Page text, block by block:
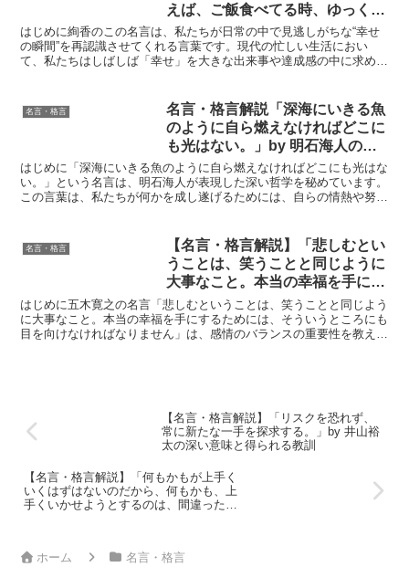
えば、ご飯食べてる時、ゆっくり
とした時間がある時、家族に会え
た時、良い曲が出来た時。そうい
う瞬間、瞬間、常に幸せだなと思
得られる教訓
はじめに絢香のこの名言は、私たちが日常の中で見逃しがちな“幸せ
の瞬間”を再認識させてくれる言葉です。現代の忙しい生活におい
て、私たちはしばしば「幸せ」を大きな出来事や達成感の中に求めが
名言・格言
名言・格言解説「深海にいきる魚
のように自ら燃えなければどこに
も光はない。」by 明石海人の深
い意味と得られる教訓
はじめに「深海にいきる魚のように自ら燃えなければどこにも光はな
い。」という名言は、明石海人が表現した深い哲学を秘めています。
この言葉は、私たちが何かを成し遂げるためには、自らの情熱や努力
名言・格言
【名言・格言解説】「悲しむとい
うことは、笑うことと同じように
大事なこと。本当の幸福を手にす
るためには、そういうところにも
目を向けなければなりません」by
五木寛之の深い意味と得られる教
はじめに五木寛之の名言「悲しむということは、笑うことと同じよう
に大事なこと。本当の幸福を手にするためには、そういうところにも
目を向けなければなりません」は、感情のバランスの重要性を教えて
【名言・格言解説】「リスクを恐れず、
常に新たな一手を探求する。」by 井山裕
太の深い意味と得られる教訓
【名言・格言解説】「何もかもが上手く
いくはずはないのだから、何もかも、上
手くいかせようとするのは、間違った方
ホーム
名言・格言